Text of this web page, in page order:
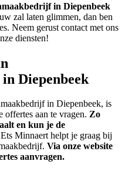
in Diepenbeek
zal laten glimmen, dan ben
Neem gerust contact met ons
diensten!
Diepenbeek
in Diepenbeek, is
offertes aan te vragen. Zo
en kun je de
Minnaert helpt je graag bij
Via onze website
aanvragen.